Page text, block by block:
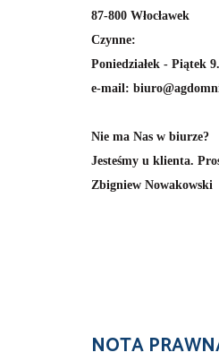
87-800 Włocławek
Czynne:
Poniedziałek - Piątek
e-mail:
Nie ma Nas w biurze?
Jesteśmy u klienta.
Zbigniew Nowakowski
NOTA